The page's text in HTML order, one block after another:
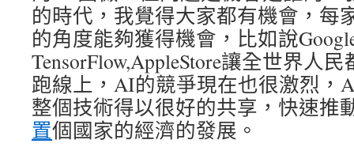
的時代，我覺得大家都有機會，每
的角度能夠獲得機會，比如說
TensorFlow,AppleStore讓全世界人
跑線上，AI的競爭現在也很激烈，
整個技術得以很好的共享，快速推
置個國家的經濟的發展。